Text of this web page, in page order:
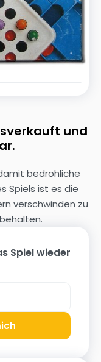
und
bedrohliche
Spiels ist es die
verschwinden zu
Spiel wieder